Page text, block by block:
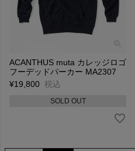
ACANTHUS muta カレッジロゴ
フーデッドパーカー MA2307
¥19,800 税込
SOLD OUT